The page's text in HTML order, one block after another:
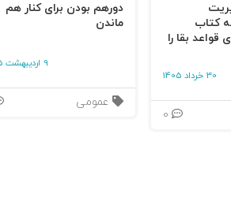
یک برند کهن الگویی
کهن الگویی برند شما
کتاب
بقا را
30 خرداد 1405
دورهم بودن برای کنار هم
ماندن
9 اردیبهشت 1405
عمومی